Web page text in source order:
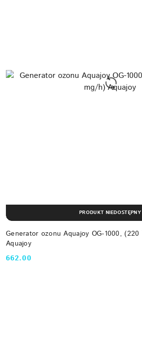
Generator ozonu Aquajoy OG-1000,
Aquajoy
Cena:
662.00
PRODUKT NIEDOSTĘPNY